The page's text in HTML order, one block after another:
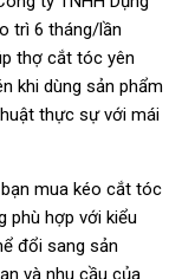
trì 6 tháng/lần
thợ cắt tóc yên
khi dùng sản phẩm
thực sự với mái
mua kéo cắt tóc
phù hợp với kiểu
đổi sang sản